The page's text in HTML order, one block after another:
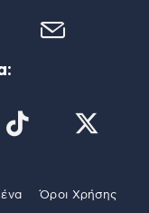
Όροι Χρήσης